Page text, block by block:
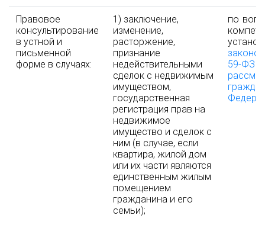
Правовое
консультирование
в устной и
письменной
форме в случаях:
1) заключение,
изменение,
расторжение,
признание
недействительными
сделок с недвижимым
имуществом,
государственная
регистрация прав на
недвижимое
имущество и сделок с
ним (в случае, если
квартира, жилой дом
или их части являются
единственным жилым
помещением
гражданина и его
семьи);
по
59-